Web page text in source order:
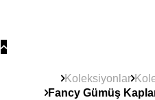
Koleksiyonlar
Fancy Gümüş